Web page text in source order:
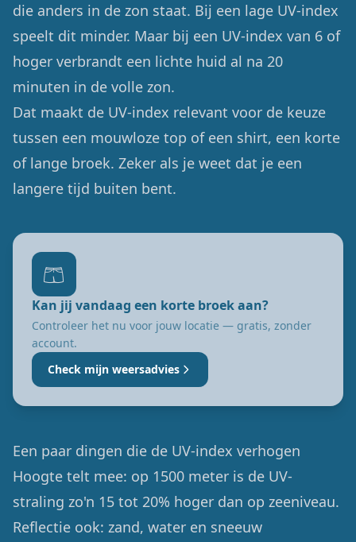
die anders in de zon staat. Bij een lage UV-index
speelt dit minder. Maar bij een UV-index van 6 of
hoger verbrandt een lichte huid al na 20
minuten in de volle zon.
Dat maakt de UV-index relevant voor de keuze
tussen een mouwloze top of een shirt, een korte
of lange broek. Zeker als je weet dat je een
langere tijd buiten bent.
🩳
Kan jij vandaag een korte broek aan?
Controleer het nu voor jouw locatie — gratis, zonder
account.
Check mijn weersadvies
Een paar dingen die de UV-index verhogen
Hoogte telt mee: op 1500 meter is de UV-
straling zo'n 15 tot 20% hoger dan op zeeniveau.
Reflectie ook: zand, water en sneeuw